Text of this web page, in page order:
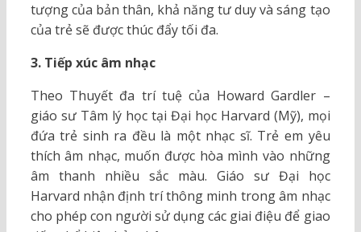
tượng của bản thân, khả năng tư duy và sáng tạo
của trẻ sẽ được thúc đẩy tối đa.
3. Tiếp xúc âm nhạc
Theo Thuyết đa trí tuệ của Howard Gardler –
giáo sư Tâm lý học tại Đại học Harvard (Mỹ), mọi
đứa trẻ sinh ra đều là một nhạc sĩ. Trẻ em yêu
thích âm nhạc, muốn được hòa mình vào những
âm thanh nhiều sắc màu. Giáo sư Đại học
Harvard nhận định trí thông minh trong âm nhạc
cho phép con người sử dụng các giai điệu để giao